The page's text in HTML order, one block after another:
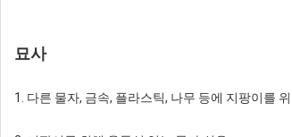
묘사
1. 다른 물자, 금속, 플라스틱, 나무 등에 지팡이를